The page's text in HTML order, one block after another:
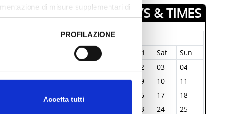
di misure supplementari di
PROFILAZIONE
Accetta tutti
DAYS & TIMES
January-1970
Wed Fri Sat
Sun
02 03
04
05
06 07 08 09 10
11
13 14 16 17
18
23 24
25